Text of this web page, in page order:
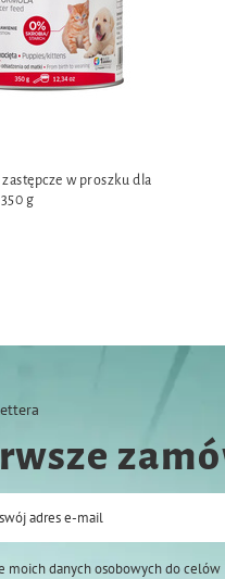
w proszku dla
g
adres e-mail
moich danych osobowych do celów